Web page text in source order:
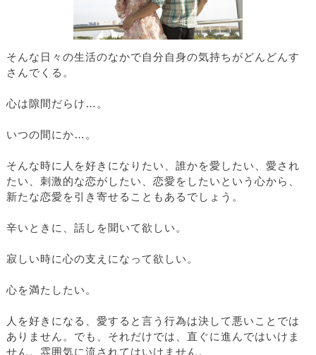
そんな日々の生活のなかで自分自身の気持ちがどんどんす
さんでくる。
心は隙間だらけ…。
いつの間にか…。
そんな時に人を好きになりたい、誰かを愛したい、愛され
たい、刺激的な恋がしたい、恋愛をしたいという心から、
新たな恋愛を引き寄せることもあるでしょう。
辛いときに、話しを聞いて欲しい。
寂しい時に心の支えになって欲しい。
心を満たしたい。
人を好きになる、愛すると言う行為は決して悪いことでは
ありません。でも、それだけでは、直ぐに進んではいけま
せん。雰囲気に流されてはいけません。